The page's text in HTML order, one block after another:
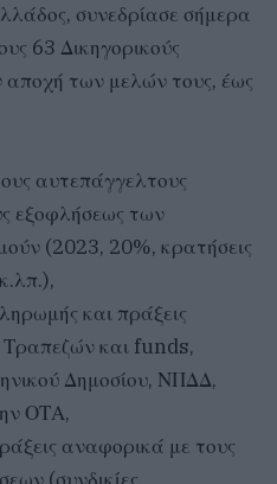
συνεδρίασε σήμερα
63 Δικηγορικούς
των μελών τους, έως
αυτεπάγγελτους
εξοφλήσεως των
(2023, 20%, κρατήσεις
και πράξεις
Τραπεζών και funds,
Δημοσίου, ΝΠΔΔ,
ΟΤΑ,
αναφορικά με τους